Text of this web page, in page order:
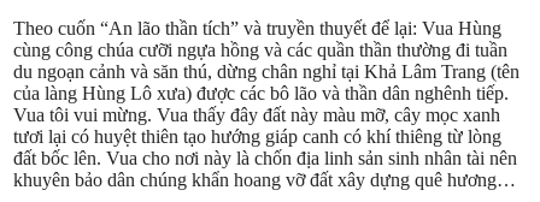
Theo cuốn “An lão thần tích” và truyền thuyết để lại: Vua Hùng
cùng công chúa cưỡi ngựa hồng và các quần thần thường đi tuần
du ngoạn cảnh và săn thú, dừng chân nghỉ tại Khả Lâm Trang (tên
của làng Hùng Lô xưa) được các bô lão và thần dân nghênh tiếp.
Vua tôi vui mừng. Vua thấy đây đất này màu mỡ, cây mọc xanh
tươi lại có huyệt thiên tạo hướng giáp canh có khí thiêng từ lòng
đất bốc lên. Vua cho nơi này là chốn địa linh sản sinh nhân tài nên
khuyên bảo dân chúng khẩn hoang vỡ đất xây dựng quê hương…